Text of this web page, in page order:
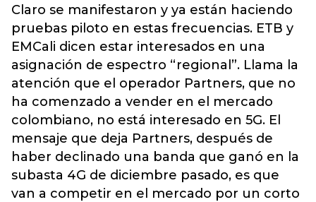
Claro se manifestaron y ya están haciendo
pruebas piloto en estas frecuencias. ETB y
EMCali dicen estar interesados en una
asignación de espectro “regional”. Llama la
atención que el operador Partners, que no
ha comenzado a vender en el mercado
colombiano, no está interesado en 5G. El
mensaje que deja Partners, después de
haber declinado una banda que ganó en la
subasta 4G de diciembre pasado, es que
van a competir en el mercado por un corto